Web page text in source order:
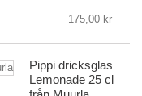
175,00 kr
Pippi dricksglas
Lemonade 25 cl